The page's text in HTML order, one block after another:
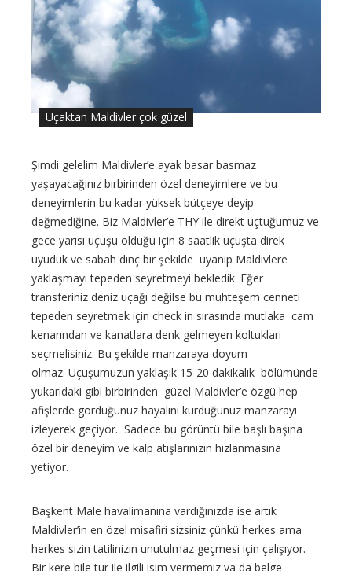
Uçaktan Maldivler çok güzel
Şimdi gelelim Maldivler’e ayak basar basmaz
yaşayacağınız birbirinden özel deneyimlere ve bu
deneyimlerin bu kadar yüksek bütçeye deyip
değmediğine. Biz Maldivler’e THY ile direkt uçtuğumuz ve
gece yarısı uçuşu olduğu için 8 saatlik uçuşta direk
uyuduk ve sabah dinç bir şekilde uyanıp Maldivlere
yaklaşmayı tepeden seyretmeyi bekledik. Eğer
transferiniz deniz uçağı değilse bu muhteşem cenneti
tepeden seyretmek için check in sırasında mutlaka cam
kenarından ve kanatlara denk gelmeyen koltukları
seçmelisiniz. Bu şekilde manzaraya doyum
olmaz. Uçuşumuzun yaklaşık 15-20 dakikalık bölümünde
yukarıdaki gibi birbirinden güzel Maldivler’e özgü hep
afişlerde gördüğünüz hayalini kurduğunuz manzarayı
izleyerek geçiyor. Sadece bu görüntü bile başlı başına
özel bir deneyim ve kalp atışlarınızın hızlanmasına
yetiyor.
Başkent Male havalimanına vardığınızda ise artık
Maldivler’in en özel misafiri sizsiniz çünkü herkes ama
herkes sizin tatilinizin unutulmaz geçmesi için çalışıyor.
Bir kere bile tur ile ilgili isim vermemiz ya da belge